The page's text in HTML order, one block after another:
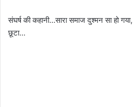
संघर्ष की कहानी…सारा समाज दुश्मन सा हो
छूटा…